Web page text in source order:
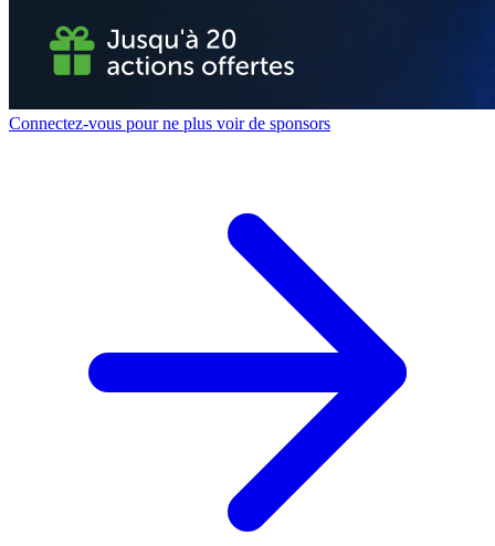
Connectez-vous pour ne plus voir de sponsors